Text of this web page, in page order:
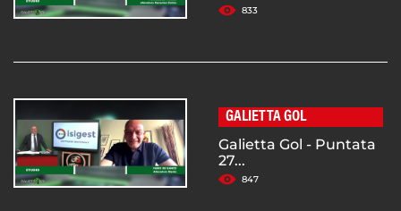
833
GALIETTA GOL
Galietta Gol - Puntata
27...
847